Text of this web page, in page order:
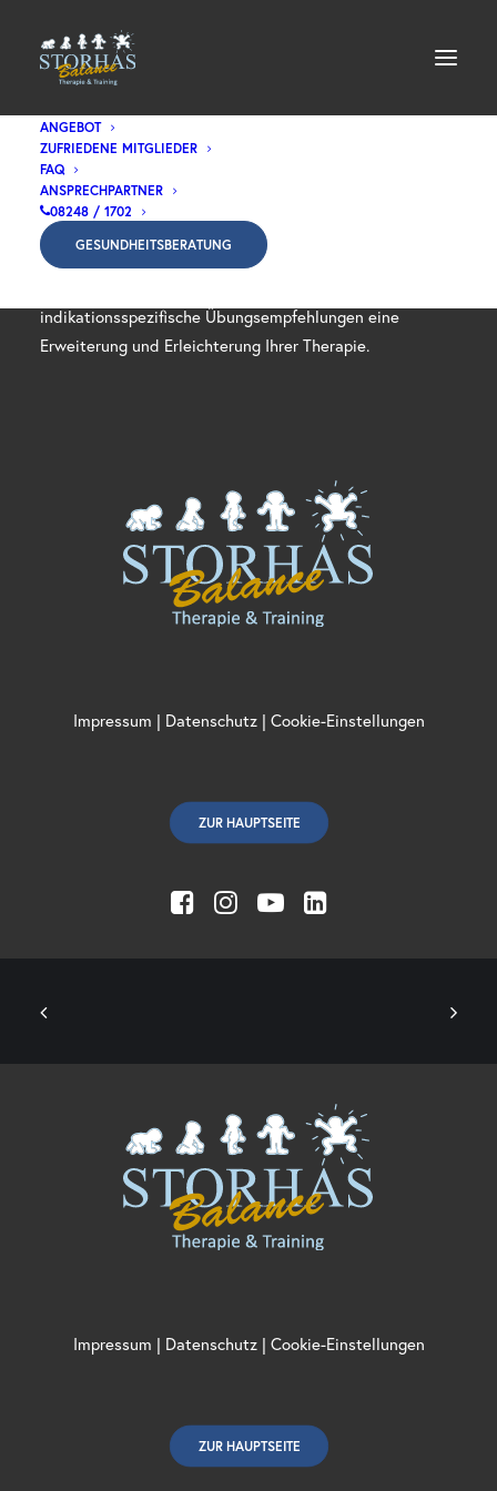
ANGEBOT
ZUFRIEDENE MITGLIEDER
FAQ
ANSPRECHPARTNER
08248 / 1702
GESUNDHEITSBERATUNG
Wellengang Training
indikationsspezifische Übungsempfehlungen eine
Erweiterung und Erleichterung Ihrer Therapie.
ZUR HAUPTSEITE
Impressum | Datenschutz| Cookie-Einstellungen
ZUR HAUPTSEITE
Impressum | Datenschutz| Cookie-Einstellungen